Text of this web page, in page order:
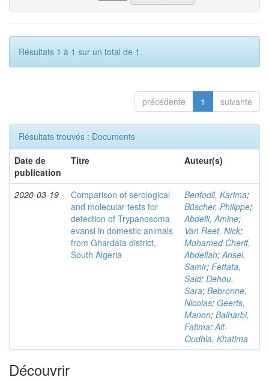
Résultats 1 à 1 sur un total de 1.
précédente 1 suivante
Résultats trouvés : Documents
Date de
publication
Titre Auteur(s)
2020-03-19
Comparison of serological
and molecular tests for
detection of Trypanosoma
evansi in domestic animals
from Ghardaïa district,
South Algeria
Benfodil, Karima;
Büscher, Philippe;
Abdelli, Amine;
Van Reet, Nick;
Mohamed Cherif,
Abdellah;Ansel,
Samir; Fettata,
Said; Dehou,
Sara; Bebronne,
Nicolas; Geerts,
Manon; Balharbi,
Fatima;Ait-
Oudhia, Khatima
Découvrir